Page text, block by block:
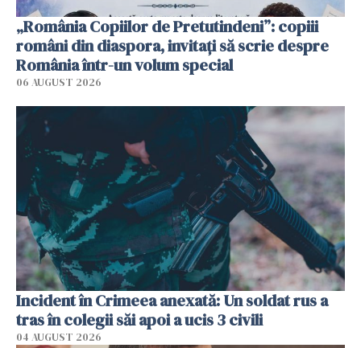
„România Copiilor de Pretutindeni”: copiii
români din diaspora, invitați să scrie despre
România într-un volum special
06 AUGUST 2026
Incident în Crimeea anexată: Un soldat rus a
tras în colegii săi apoi a ucis 3 civili
04 AUGUST 2026